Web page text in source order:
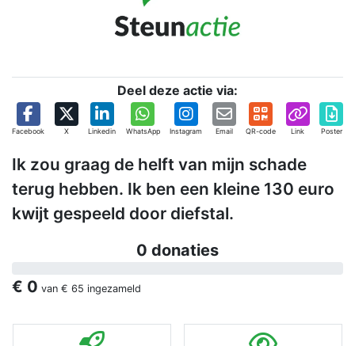
Deel deze actie via:
Facebook X Linkedin WhatsApp Instagram Email QR-code Link Poster
Ik zou graag de helft van mijn schade
terug hebben. Ik ben een kleine 130 euro
kwijt gespeeld door diefstal.
0 donaties
€ 0 van € 65 ingezameld